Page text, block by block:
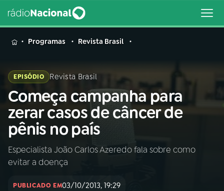
MENU
Buscar
na
Rádio
Nacional
Buscar
AO VIVO
INÍCIO
Programas Revista Brasil
EPISÓDIO Revista Brasil
Começa campanha para
zerar casos de câncer de
pênis no país
Especialista João Carlos Azeredo fala sobre como
evitar a doença
PUBLICADO EM03/10/2013, 19:29